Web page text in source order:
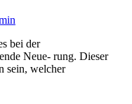
bei der
Neue- rung. Dieser
sein, welcher